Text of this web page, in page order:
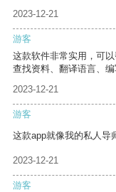
2023-12-21
游客
这款软件非常实用，可
查找资料、翻译语言、编
2023-12-21
游客
这款app就像我的私人导
2023-12-21
游客